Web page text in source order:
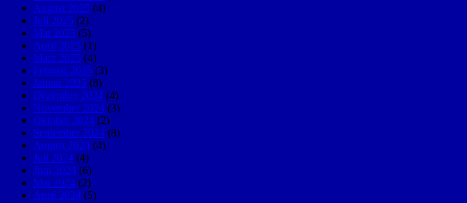
August 2025 (4)
Juli 2025 (2)
Mai 2025 (5)
April 2025 (1)
März 2025 (4)
Februar 2025 (3)
Januar 2025 (8)
Dezember 2024 (4)
November 2024 (3)
Oktober 2024 (2)
September 2024 (8)
August 2024 (4)
Juli 2024 (4)
Juni 2024 (6)
Mai 2024 (2)
April 2024 (5)